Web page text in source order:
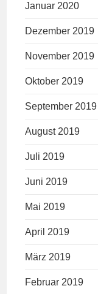
Januar 2020
Dezember 2019
November 2019
Oktober 2019
September 2019
August 2019
Juli 2019
Juni 2019
Mai 2019
April 2019
März 2019
Februar 2019